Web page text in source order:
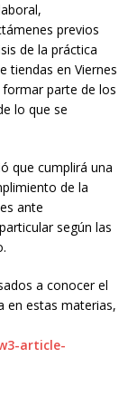
previos
de la práctica
tiendas en Viernes
parte de los
lo que se
que cumplirá una
de la
ante
según las
a conocer el
en estas materias,
article-